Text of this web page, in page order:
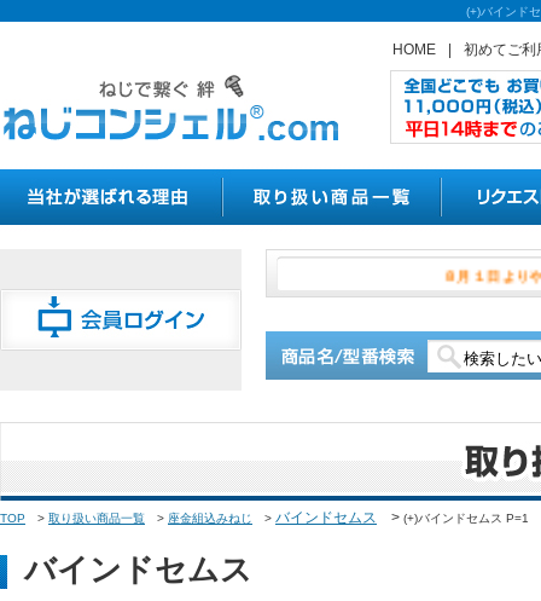
(+)バインド
HOME 初めてご利
８月
TOP > 取り扱い商品一覧 > 座金組込みねじ > バインドセムス > (+)バインドセムス P=1
バインドセムス